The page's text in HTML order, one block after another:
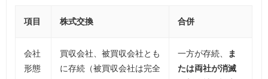
項目 株式交換 合併
会社
形態
買収会社、被買収会社とも
に存続（被買収会社は完全
一方が存続、
ま
たは両社が消滅